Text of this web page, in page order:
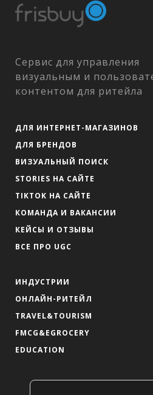
Сервис для управления
визуальным и
контентом для ритейла
ДЛЯ ИНТЕРНЕТ-МАГАЗИНОВ
ДЛЯ БРЕНДОВ
ВИЗУАЛЬНЫЙ ПОИСК
STORIES НА САЙТЕ
TIKTOK НА САЙТЕ
КОМАНДА И ВАКАНСИИ
КЕЙСЫ И ОТЗЫВЫ
ВСЕ ПРО UGC
ИНДУСТРИИ
ОНЛАЙН-РИТЕЙЛ
TRAVEL&TOURISM
FMCG&EGROCERY
EDUCATION